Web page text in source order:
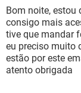
INSTAGRAM
GUIA DE COMPRAS
OUTLOOK
INSTAGRAM
GUIA DE COMPRAS
CELULAR
OUTLOOK
INSTAGRAM
Bom noite, estou
consigo mais
tive que mandar
eu preciso muito
estão por este
atento obrigada